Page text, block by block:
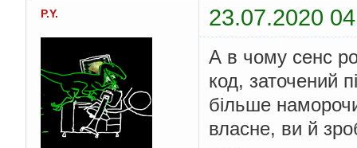
P.Y. 23.07.2020
А в чому сенс
код, заточений
більше
власне, ви й